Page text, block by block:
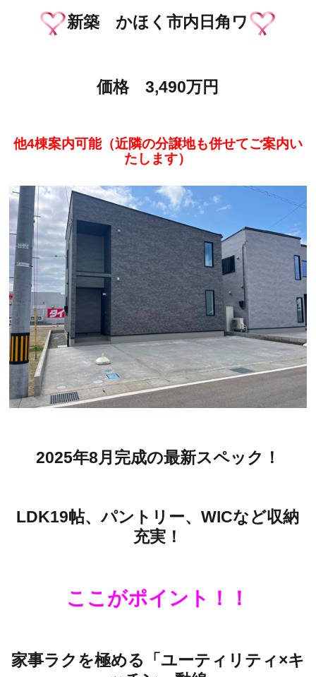
新築 かほく市内日角ワ
価格 3,490万円
他4棟案内可能（近隣の分譲地も併せてご案内い
たします）
2025年8月完成の最新スペック！
LDK19帖、パントリー、WICなど収納
充実！
ここがポイント！！
家事ラクを極める「ユーティリティ×キ